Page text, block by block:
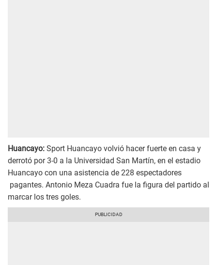
Huancayo: Sport Huancayo volvió hacer fuerte en casa y
derrotó por 3-0 a la Universidad San Martín, en el estadio
Huancayo con una asistencia de 228 espectadores
pagantes. Antonio Meza Cuadra fue la figura del partido al
marcar los tres goles.